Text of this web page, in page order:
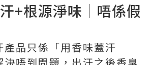
+根源淨味｜唔係假
產品只係「用香味蓋汗